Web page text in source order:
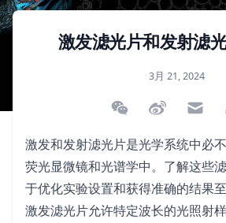
激发滤光片和发射滤
3月 21, 2024
微信扫描二维码分
分享到微博
通过
激发和发射滤光片是光学系统中必
荧光显微镜和光谱学中。了解这些
于优化实验设置和获得准确的结果至
激发滤光片允许特定波长的光照射